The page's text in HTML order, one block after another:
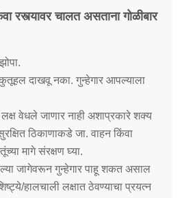
रस्त्यावर चालत असताना गोळीबार
दाखवू नका. गुन्हेगार आपल्याला
वेधले जाणार नाही अशाप्रकारे शक्य
ठिकाणाकडे जा. वाहन किंवा
मागे संरक्षण घ्या.
जागेवरून गुन्हेगार पाहू शकत असाल
हालचाली लक्षात ठेवण्याचा प्रयत्न